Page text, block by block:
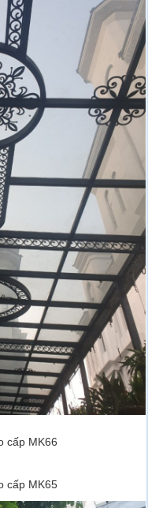
cấp MK66
cấp MK65